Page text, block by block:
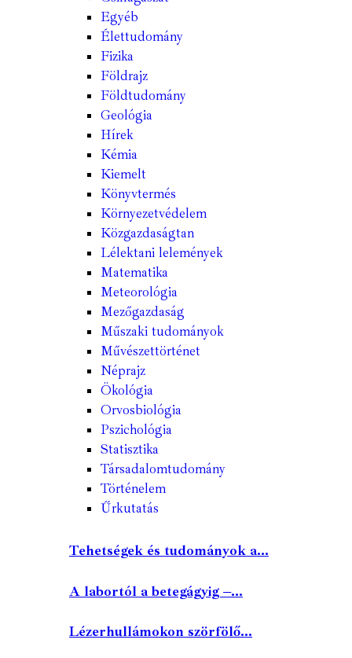
Egyéb
Élettudomány
Fizika
Földrajz
Földtudomány
Geológia
Hírek
Kémia
Kiemelt
Könyvtermés
Környezetvédelem
Közgazdaságtan
Lélektani lelemények
Matematika
Meteorológia
Mezőgazdaság
Műszaki tudományok
Művészettörténet
Néprajz
Ökológia
Orvosbiológia
Pszichológia
Statisztika
Társadalomtudomány
Történelem
Űrkutatás
Tehetségek és tudományok a...
A labortól a betegágyig –...
Lézerhullámokon szörfölő...